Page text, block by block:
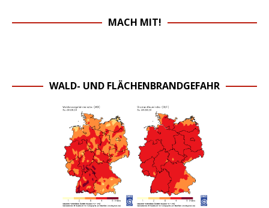
MACH MIT!
WALD- UND FLÄCHENBRANDGEFAHR